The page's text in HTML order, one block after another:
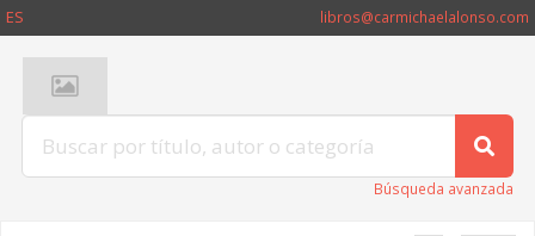
ES libros@carmichaelalonso.com
Búsqueda avanzada